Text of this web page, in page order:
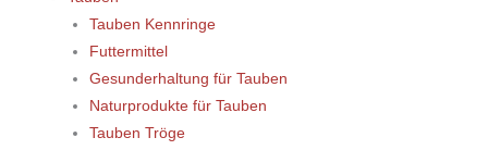
Tauben Kennringe
Futtermittel
Gesunderhaltung für Tauben
Naturprodukte für Tauben
Tauben Tröge